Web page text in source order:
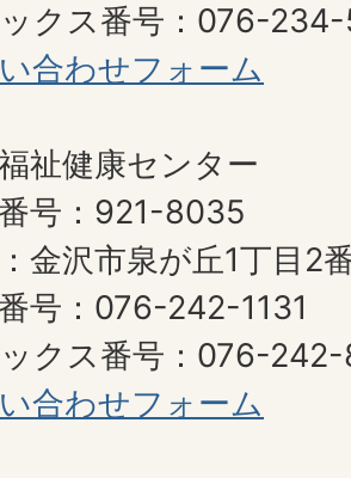
クス番号：076-
合わせフォーム
祉健康センター
号：921-8035
金沢市泉が丘1丁目2
号：076-242-1131
クス番号：076-
合わせフォーム